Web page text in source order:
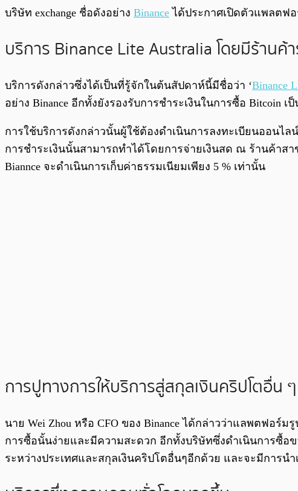
พร้อมเล่น
บริษัท exchange ชื่อดังอย่าง Binance ได้ประกาศเปิดตัวแพลตฟ
บริการ Binance Lite Australia โดยมีร้านค้
บริการดังกล่าวซึ่งได้เป็นที่รู้จักในต้นสัปดาห์นี้มีชื่อว่า ‘Binance
อย่าง Binance อีกทั้งยังรองรับการชำระเงินในการซื้อ Bitcoin
การใช้บริการดังกล่าวนั้นผู้ใช้ต้องดำเนินการลงทะเบียนออน
การชำระเงินนั้นสามารถทำได้โดยการจ่ายเงินสด ณ ร้านค้า
Biannce จะดำเนินการเก็บค่าธรรมเนียมเพียง 5​ % เท่านั้น
การปูทางการให้บริการสู่สกุลเงินคริปโตอื่น
นาย Wei Zhou หรือ CFO ของ Binance ได้กล่าวว่าแลพตฟอ
การซื้อนั้นง่ายและมีความสะดวก อีกทั้งบริษัทซึ่งดำเนินการซื้อ
ระหว่างประเทศและสกุลเงินคริปโตอื่นๆอีกด้วย และจะมีการน